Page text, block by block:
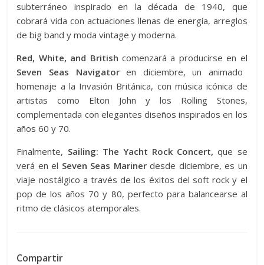
subterráneo inspirado en la década de 1940, que
cobrará vida con actuaciones llenas de energía, arreglos
de big band y moda vintage y moderna.
Red, White, and British comenzará a producirse en el
Seven Seas Navigatoren diciembre, un animado
homenaje a la Invasión Británica, con música icónica de
artistas como Elton John y los Rolling Stones,
complementada con elegantes diseños inspirados en los
años 60 y 70.
Finalmente, Sailing: The Yacht Rock Concert, que se
verá en el Seven Seas Marinerdesde diciembre, es un
viaje nostálgico a través de los éxitos del soft rock y el
pop de los años 70 y 80, perfecto para balancearse al
ritmo de clásicos atemporales.
Compartir